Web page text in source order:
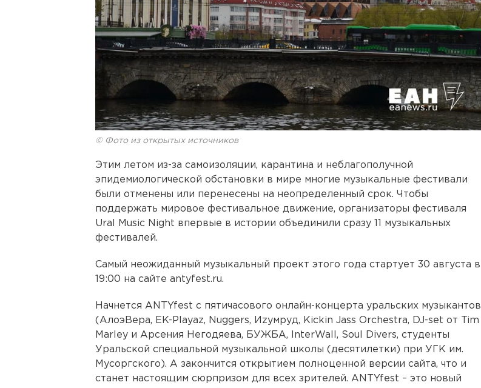
© Фото из открытых источников
Этим летом из-за самоизоляции, карантина и неблагополучной
эпидемиологической обстановки в мире многие музыкальные фестивали
были отменены или перенесены на неопределенный срок. Чтобы
поддержать мировое фестивальное движение, организаторы фестиваля
Ural Music Night впервые в истории объединили сразу 11 музыкальных
фестивалей.
Самый неожиданный музыкальный проект этого года стартует 30 августа в
19:00 на сайте antyfest.ru.
Начнется ANTYfest с пятичасового онлайн-концерта уральских музыкантов
(АлоэВера, EK-Playaz, Nuggers, Иzумруд, Kickin Jass Orchestra, DJ-set от Tim
Marley и Арсения Негодяева, БУЖБА, InterWall, Soul Divers, студенты
Уральской специальной музыкальной школы (десятилетки) при УГК им.
Мусоргского). А закончится открытием полноценной версии сайта, что и
станет настоящим сюрпризом для всех зрителей. ANTYfest – это новый